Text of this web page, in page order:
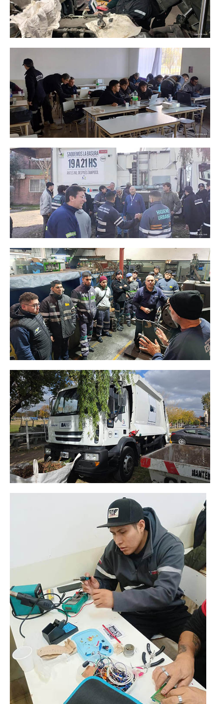
Noticias ramas
Noticias gremiales
CCT 40/89
Psicofísico
Obra social
Oschoca
Autoridades obra social
Clínicas de atención
Seccionales oschoca
Consultorios externos
Prevención
Medicamentos
Formularios
Beneficios
Farmacias
Autorizaciones PMI
Autorizaciones
Requisitos fertilidad
Credencial digital OSCHOCA
Coseguros y Exenciones
Ambulancias programadas
Política de Privacidad
Afiliación Plan materno
Otros trámites
Discapacidad: presupuesto / requisitos 2026
Contáctenos